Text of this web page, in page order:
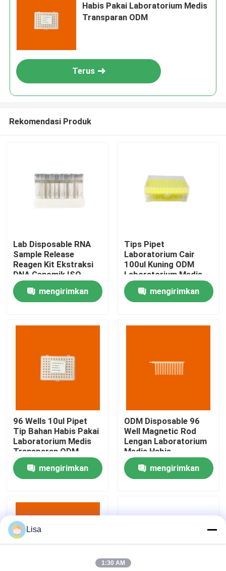
Rumah
Tampilan VR
Tur Pabrik
Kontrol kualitas
Hubungi kami
Berita
Habis Pakai Laboratorium Medis
Transparan ODM
Terus
Rekomendasi Produk
Lab Disposable RNA
Sample Release
Reagen Kit Ekstraksi
DNA Genomik ISO
13485
mengirimkan
Tips Pipet
Laboratorium Cair
100ul Kuning ODM
Laboratorium Medis
Habis
mengirimkan
96 Wells 10ul Pipet
Tip Bahan Habis Pakai
Laboratorium Medis
Transparan ODM
mengirimkan
ODM Disposable 96
Well Magnetic Rod
Lengan Laboratorium
Medis Habis
mengirimkan
Lisa
1:30 AM